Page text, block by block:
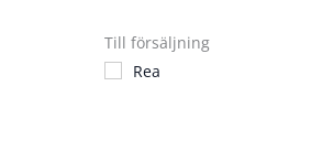
Till försäljning
Rea